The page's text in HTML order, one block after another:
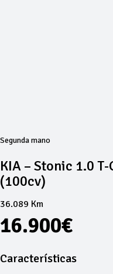
Segunda mano
KIA – Stonic 1.0
(100cv)
36.089 Km
16.900€
Características